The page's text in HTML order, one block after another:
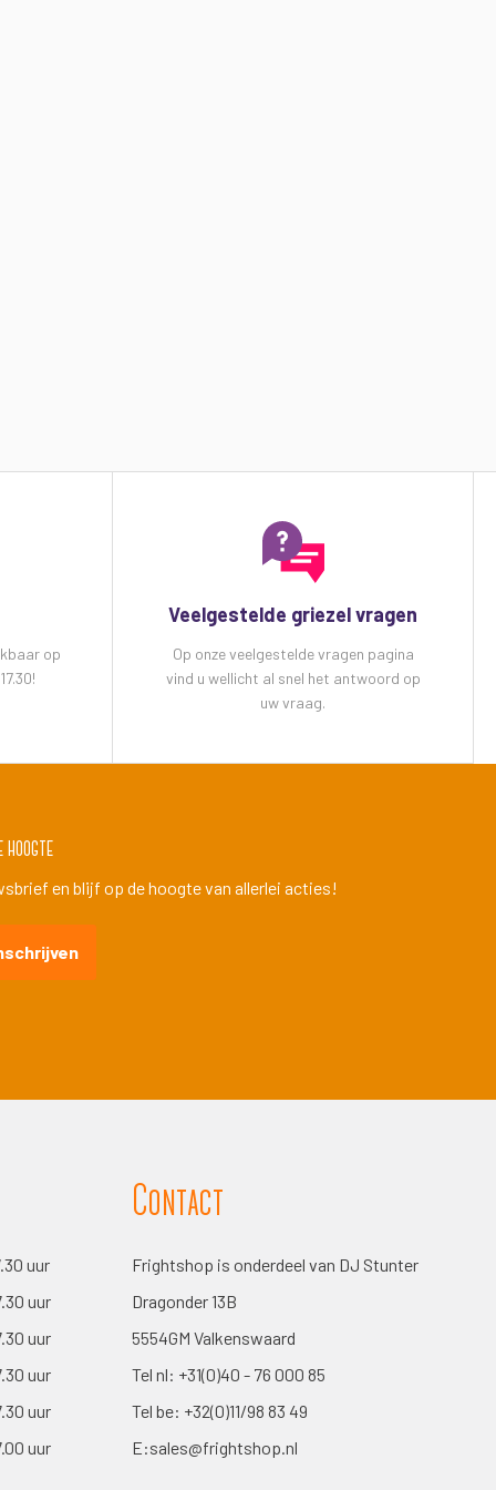
op
Veelgestelde griezel vragen
Op onze veelgestelde vragen pagina
vind u wellicht al snel het antwoord op
uw vraag.
hoogte
en blijf op de hoogte van allerlei acties!
uur
uur
uur
uur
uur
uur
Contact
Frightshop is onderdeel van DJ Stunter
Dragonder 13B
5554GM Valkenswaard
Tel nl: +31(0)40 - 76 000 85
Tel be: +32(0)11/98 83 49
E:sales@frightshop.nl